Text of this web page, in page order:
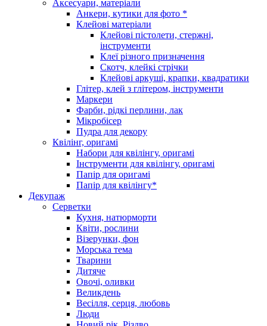
Аксесуари, матеріали
Анкери, кутики для фото *
Клейові матеріали
Клейові пістолети, стержні,
інструменти
Клеї різного призначення
Скотч, клейкі стрічки
Клейові аркуші, крапки, квадратики
Глітер, клей з глітером, інструменти
Маркери
Фарби, рідкі перлини, лак
Мікробісер
Пудра для декору
Квілінг, оригамі
Набори для квілінгу, оригамі
Інструменти для квілінгу, оригамі
Папір для оригамі
Папір для квілінгу*
Декупаж
Серветки
Кухня, натюрморти
Квіти, рослини
Візерунки, фон
Морська тема
Тварини
Дитяче
Овочі, оливки
Великдень
Весілля, серця, любовь
Люди